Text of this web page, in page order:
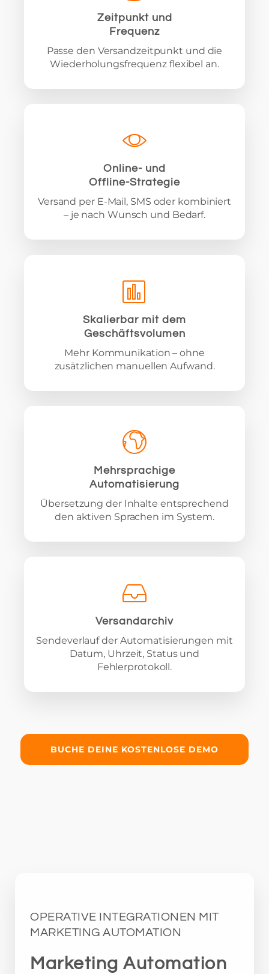
Zeitpunkt und
Frequenz
Passe den Versandzeitpunkt und die
Wiederholungsfrequenz flexibel an.
Online- und
Offline-Strategie
Versand per E-Mail, SMS oder kombiniert
– je nach Wunsch und Bedarf.
Skalierbar mit dem
Geschäftsvolumen
Mehr Kommunikation – ohne
zusätzlichen manuellen Aufwand.
Mehrsprachige
Automatisierung
Übersetzung der Inhalte entsprechend
den aktiven Sprachen im System.
Versandarchiv
Sendeverlauf der Automatisierungen mit
Datum, Uhrzeit, Status und
Fehlerprotokoll.
BUCHE DEINE KOSTENLOSE DEMO
OPERATIVE INTEGRATIONEN MIT
MARKETING AUTOMATION
Marketing Automation